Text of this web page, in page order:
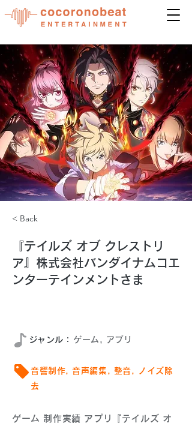
< Back
『テイルズ オブ クレストリ
ア』株式会社バンダイナムコエ
ンターテインメントさま
​ジャンル： ゲーム, アプリ
音響制作, 音声編集, 整音, ノイズ除
去
ゲーム 制作実績 アプリ『テイルズ オ